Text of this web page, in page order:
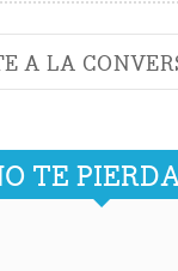
A LA
TE